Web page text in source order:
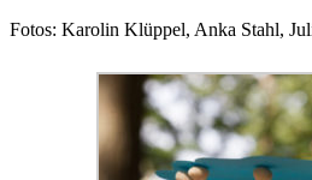
Fotos: Karolin Klüppel, Anka Stahl,